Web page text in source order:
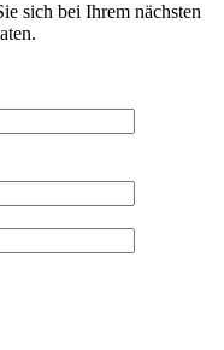
sich bei Ihrem nächsten